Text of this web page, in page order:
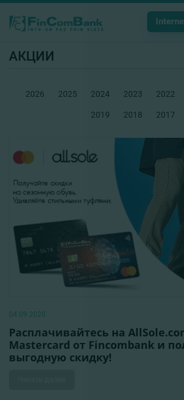
АКЦИИ
2026 2025 2024 2023 2022
2019 2018 2017
04.09.2020
Расплачивайтесь на
Mastercard от Fincombank и
выгодную скидку!